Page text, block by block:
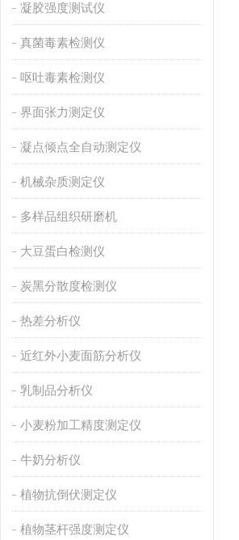
凝胶强度测试仪
真菌毒素检测仪
呕吐毒素检测仪
界面张力测定仪
凝点倾点全自动测定仪
机械杂质测定仪
多样品组织研磨机
大豆蛋白检测仪
炭黑分散度检测仪
热差分析仪
近红外小麦面筋分析仪
乳制品分析仪
小麦粉加工精度测定仪
牛奶分析仪
植物抗倒伏测定仪
植物茎杆强度测定仪